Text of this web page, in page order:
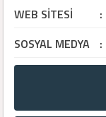
WEB SİTESİ :
SOSYAL MEDYA :